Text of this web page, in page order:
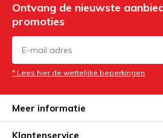
Ontvang de nieuwste
promoties
* Lees hier de wettelijke beperkingen
Meer informatie
Klantenservice